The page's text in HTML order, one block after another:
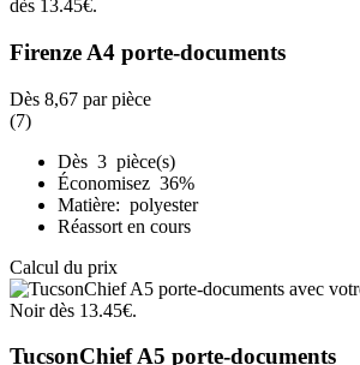
Firenze A4 porte-documents
Dès 8,67 par pièce
(7)
Dès 3 pièce(s)
Économisez 36%
Matière: polyester
Réassort en cours
Calcul du prix
TucsonChief A5 porte-documents